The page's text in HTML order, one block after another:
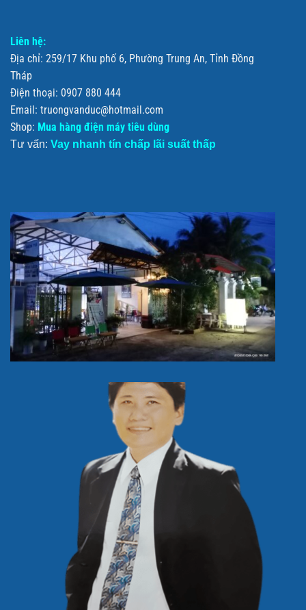
Liên hệ:
Địa chỉ: 259/17 Khu phố 6, Phường Trung An, Tỉnh Đồng
Tháp
Điện thoại: 0907 880 444
Email: truongvanduc@hotmail.com
Shop: Mua hàng điện máy tiêu dùng
Tư vấn: Vay nhanh tín chấp lãi suất thấp